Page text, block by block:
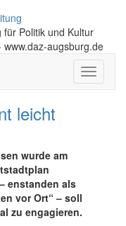
Politik und Kultur
augsburg.de
Toggle
leicht
wurde am
enstanden als
vor Ort“ – soll
zu engagieren.